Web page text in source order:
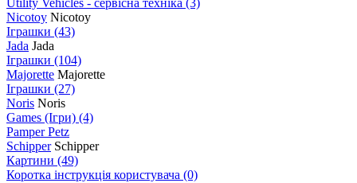
Utility Vehicles - сервісна техніка (3)
Nicotoy Nicotoy
Іграшки (43)
Jada Jada
Іграшки (104)
Majorette Majorette
Іграшки (27)
Noris Noris
Games (Ігри) (4)
Pamper Petz
Schipper Schipper
Картини (49)
Коротка інструкція користувача (0)